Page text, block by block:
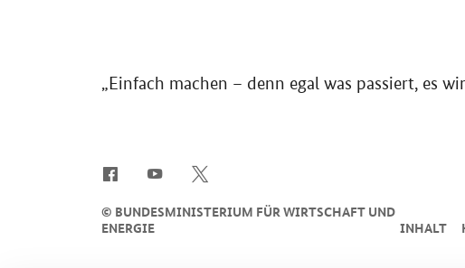
„Einfach machen – denn egal was passiert, es
© BUNDESMINISTERIUM FÜR WIRTSCHAFT UND
ENERGIE
INHALT